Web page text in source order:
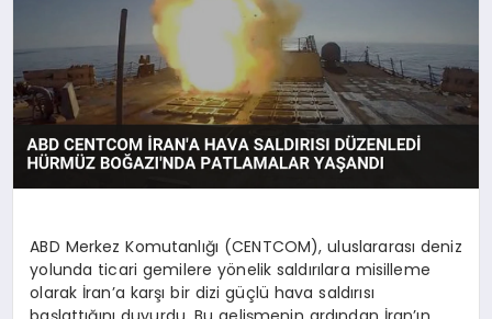
SPOR
YAŞAM
ABD Merkez Komutanlığı (CENTCOM), uluslararası deniz
yolunda ticari gemilere yönelik saldırılara misilleme
olarak İran’a karşı bir dizi güçlü hava saldırısı